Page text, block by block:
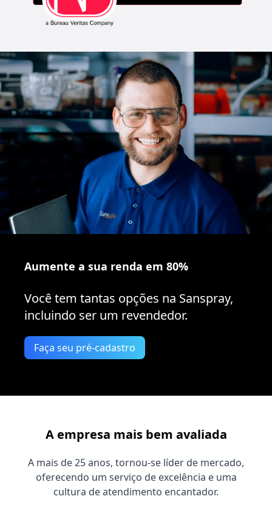
Aumente a sua renda em 80%
Você tem tantas opções na Sanspray,
incluindo ser um revendedor.
Faça seu pré-cadastro
A empresa mais bem avaliada
A mais de 25 anos, tornou-se líder de mercado,
oferecendo um serviço de excelência e uma
cultura de atendimento encantador.